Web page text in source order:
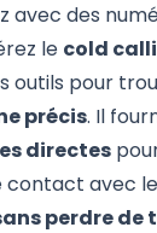
avec des
le cold
outils pour
précis. Il
directes
contact avec
perdre de